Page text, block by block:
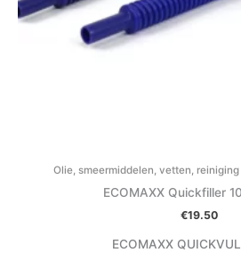
Olie, smeermiddelen, vetten,
ECOMAXX Quickfiller
€19.50
ECOMAXX